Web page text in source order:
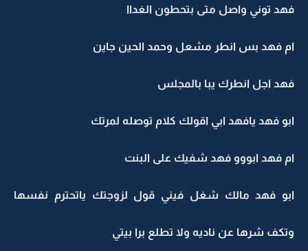
فهد توني واصل متى بتحطون الغداا
ام فهد بس انطر مشعل وحمد الحين جاين
فهد اجل انطرك يبا بالمجلس
ابو فهد يافهد ابي اقولك كلام توصله لمرتك
ام فهد ابووو فهد شفيك على البنت
ابو فهد مالك شغل فيني قول لزوجتك ياتحترم نفسها
وتكف شرها عن ناديه ولا تطلع برا بيتي